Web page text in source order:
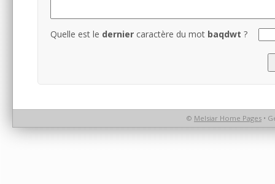
Quelle est le dernier caractère du mot baqdwt ?
© Melsiar Home Pages •